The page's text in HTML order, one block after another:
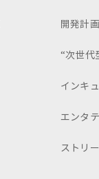
開発計画
“次世代
インキ
エンタ
ストリ